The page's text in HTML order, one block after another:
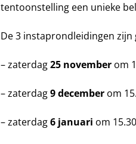
tentoonstelling een unieke
De 3 instaprondleidingen zijn
– zaterdag25 november om
– zaterdag9 december om
– zaterdag6 januari om